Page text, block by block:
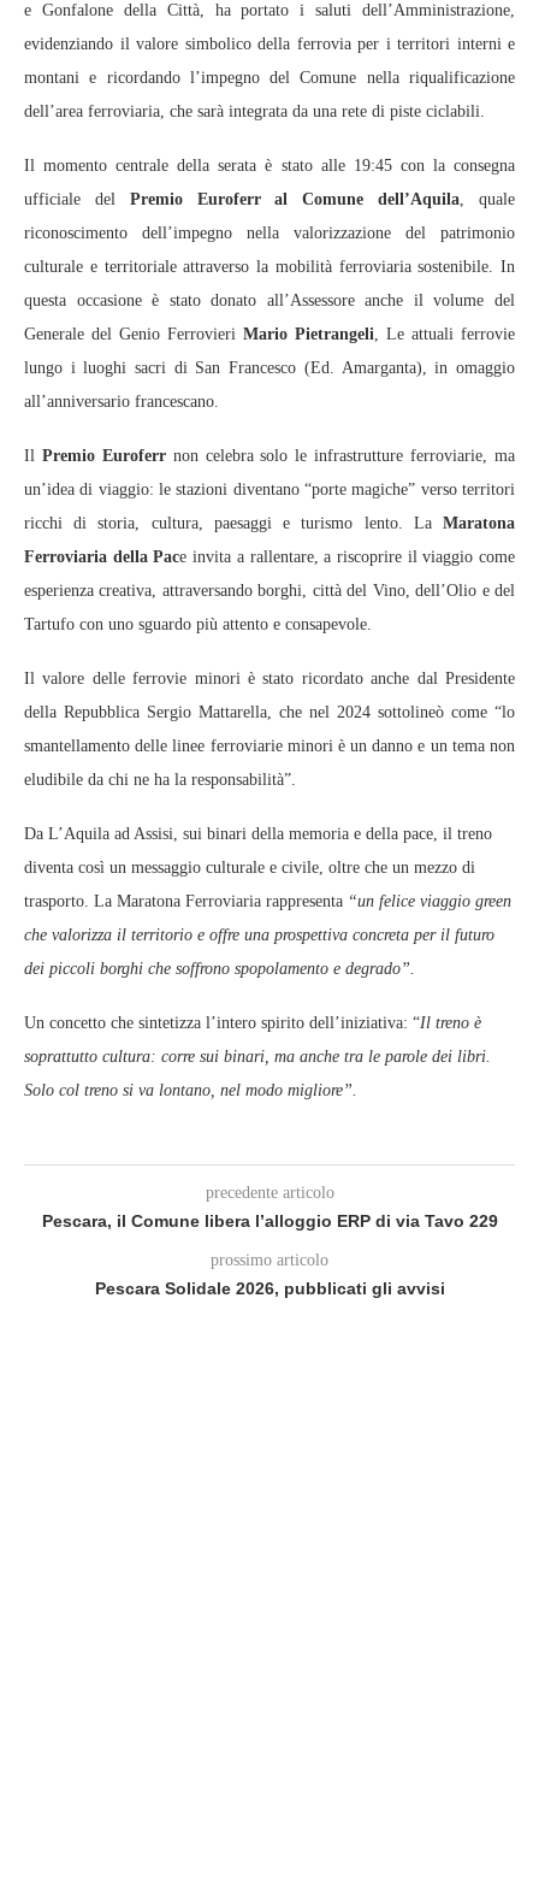
e Gonfalone della Città, ha portato i saluti dell’Amministrazione,
evidenziando il valore simbolico della ferrovia per i territori interni e
montani e ricordando l’impegno del Comune nella riqualificazione
dell’area ferroviaria, che sarà integrata da una rete di piste ciclabili.
Il momento centrale della serata è stato alle 19:45 con la consegna
ufficiale del Premio Euroferr al Comune dell’Aquila, quale
riconoscimento dell’impegno nella valorizzazione del patrimonio
culturale e territoriale attraverso la mobilità ferroviaria sostenibile. In
questa occasione è stato donato all’Assessore anche il volume del
Generale del Genio Ferrovieri Mario Pietrangeli, Le attuali ferrovie
lungo i luoghi sacri di San Francesco (Ed. Amarganta), in omaggio
all’anniversario francescano.
Il Premio Euroferrnon celebra solo le infrastrutture ferroviarie, ma
un’idea di viaggio: le stazioni diventano “porte magiche” verso territori
ricchi di storia, cultura, paesaggi e turismo lento. La Maratona
Ferroviaria della Pace invita a rallentare, a riscoprire il viaggio come
esperienza creativa, attraversando borghi, città del Vino, dell’Olio e del
Tartufo con uno sguardo più attento e consapevole.
Il valore delle ferrovie minori è stato ricordato anche dal Presidente
della Repubblica Sergio Mattarella, che nel 2024 sottolineò come “lo
smantellamento delle linee ferroviarie minori è un danno e un tema non
eludibile da chi ne ha la responsabilità”.
Da L’Aquila ad Assisi, sui binari della memoria e della pace, il treno
diventa così un messaggio culturale e civile, oltre che un mezzo di
trasporto. La Maratona Ferroviaria rappresenta “un felice viaggio green
che valorizza il territorio e offre una prospettiva concreta per il futuro
dei piccoli borghi che soffrono spopolamento e degrado”.
Un concetto che sintetizza l’intero spirito dell’iniziativa: “Il treno è
soprattutto cultura: corre sui binari, ma anche tra le parole dei libri.
Solo col treno si va lontano, nel modo migliore”.
precedente articolo
Pescara, il Comune libera l’alloggio ERP di via Tavo 229
prossimo articolo
Pescara Solidale 2026, pubblicati gli avvisi